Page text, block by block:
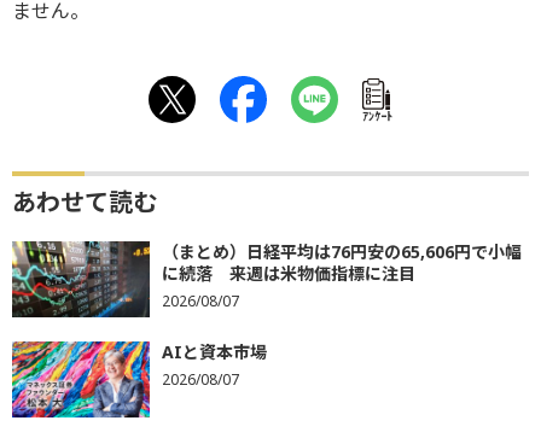
ません。
ｱﾝｹｰﾄ
あわせて読む
（まとめ）日経平均は76円安の65,606円で小幅
に続落 来週は米物価指標に注目
2026/08/07
AIと資本市場
2026/08/07